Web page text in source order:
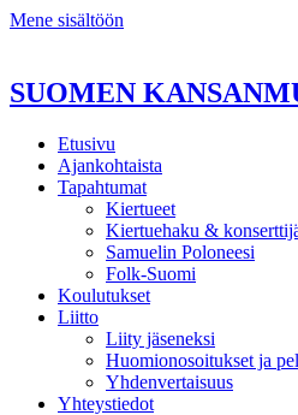
Mene sisältöön
SUOMEN
Etusivu
Ajankohtaista
Tapahtumat
Kiertueet
Kiertuehaku &
Samuelin Poloneesi
Folk-Suomi
Koulutukset
Liitto
Liity jäseneksi
Huomionosoitukset ja
Yhdenvertaisuus
Yhteystiedot